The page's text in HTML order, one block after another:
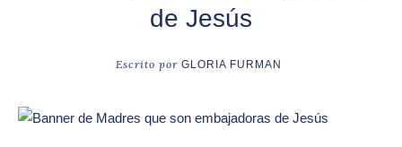
de Jesús
Escrito por GLORIA FURMAN